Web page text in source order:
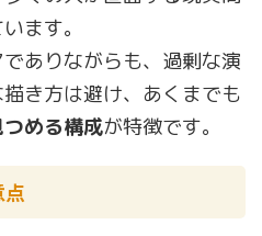
ます。
ありながらも、過剰な演
き方は避け、あくまでも
める構成が特徴です。